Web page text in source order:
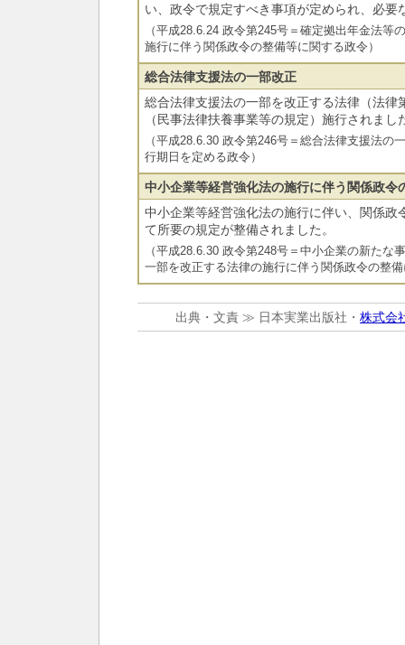
い、政令で規定すべき事項が定められ、必要
（平成28.6.24 政令第245号＝確定拠出年金法等
施行に伴う関係政令の整備等に関する政令）
総合法律支援法の一部改正
総合法律支援法の一部を改正する法律（法律
（民事法律扶養事業等の規定）施行されまし
（平成28.6.30 政令第246号＝総合法律支援法の
行期日を定める政令）
中小企業等経営強化法の施行に伴う関係政令
中小企業等経営強化法の施行に伴い、関係政
て所要の規定が整備されました。
（平成28.6.30 政令第248号＝中小企業の新たな
一部を改正する法律の施行に伴う関係政令の整
出典・文責 ≫ 日本実業出版社・ 株式会